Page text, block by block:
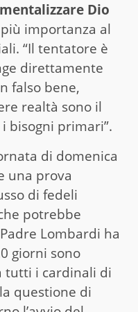
Dio
importanza al
“Il tentatore è
direttamente
falso bene,
realtà sono il
bisogni primari”.
di domenica
una prova
di fedeli
potrebbe
Lombardi ha
giorni sono
tutti i cardinali di
questione di